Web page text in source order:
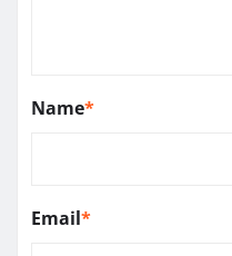
Name*
Email*